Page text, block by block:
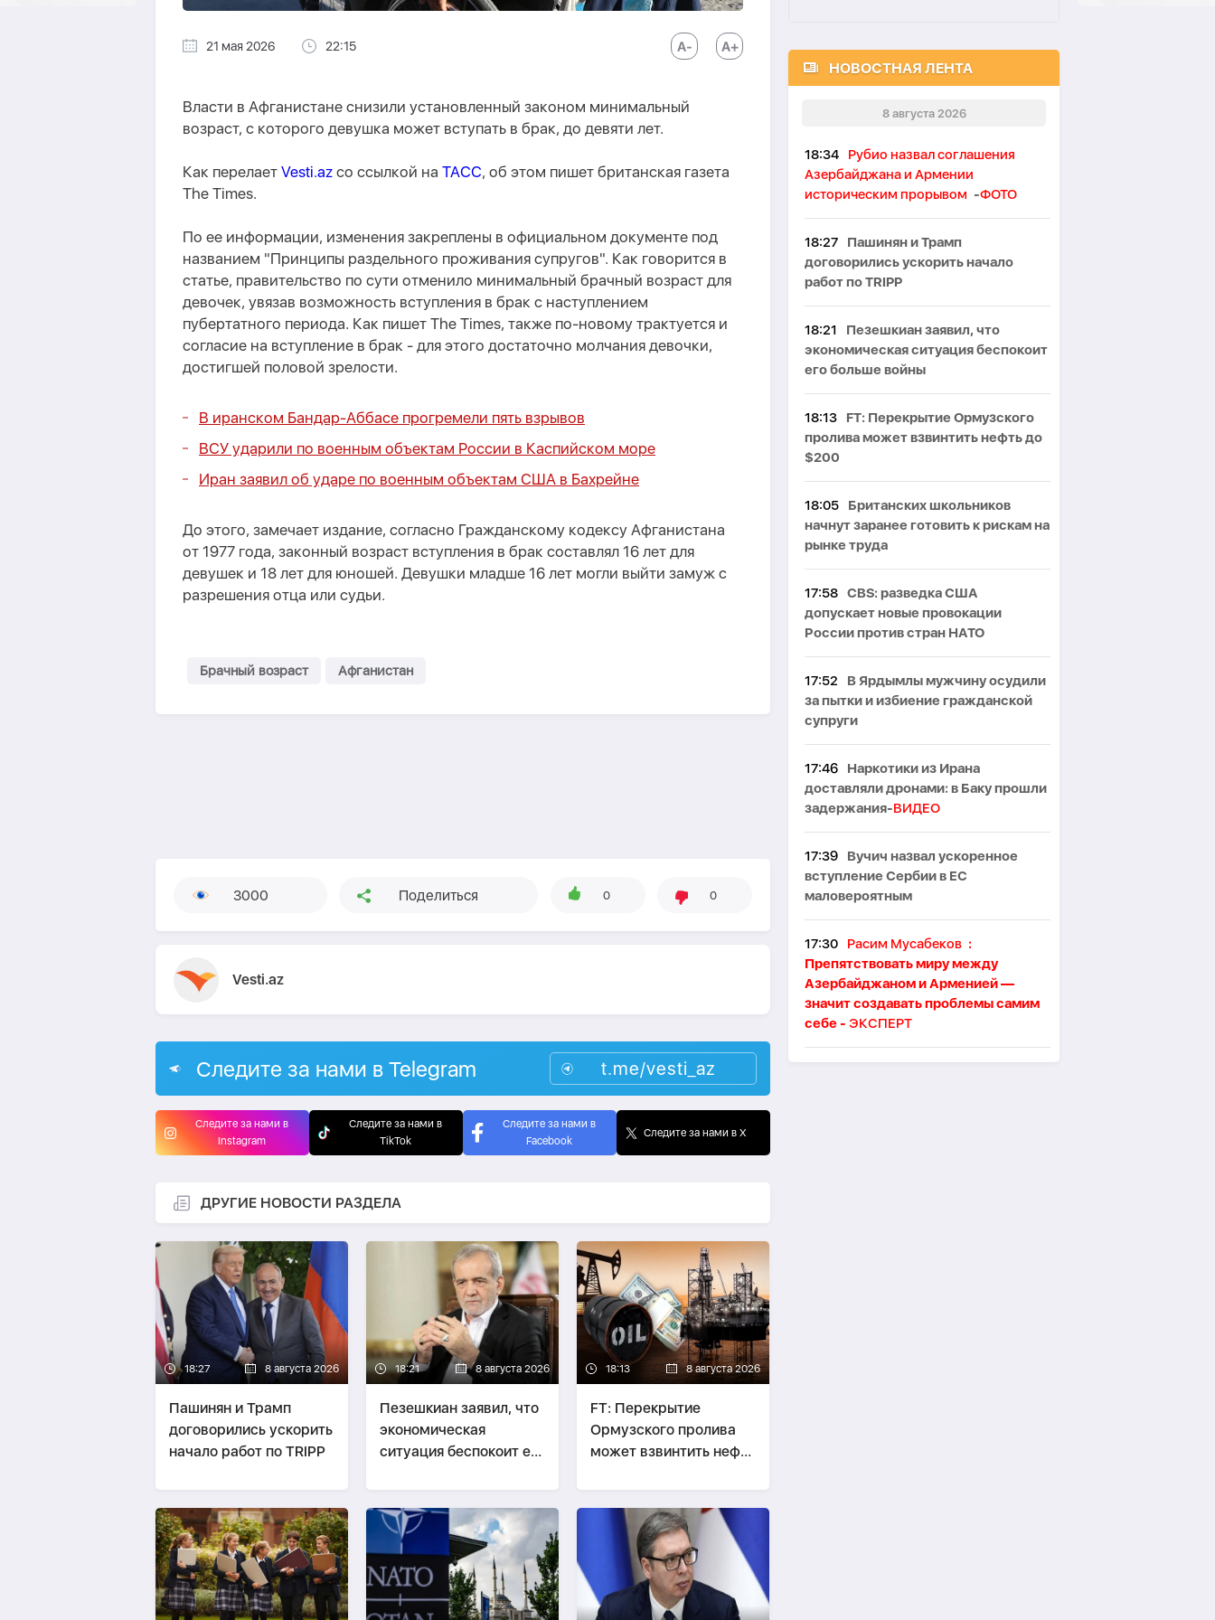
21 мая 2026 22:15
Власти в Афганистане снизили установленный законом минимальный
возраст, с которого девушка может вступать в брак, до девяти лет.
Как перелает Vesti.az со ссылкой на ТАСС, об этом пишет британская газета
The Times.
По ее информации, изменения закреплены в официальном документе под
названием "Принципы раздельного проживания супругов". Как говорится в
статье, правительство по сути отменило минимальный брачный возраст для
девочек, увязав возможность вступления в брак с наступлением
пубертатного периода. Как пишет The Times, также по-новому трактуется и
согласие на вступление в брак - для этого достаточно молчания девочки,
достигшей половой зрелости.
В иранском Бандар-Аббасе прогремели пять взрывов
ВСУ ударили по военным объектам России в Каспийском море
Иран заявил об ударе по военным объектам США в Бахрейне
До этого, замечает издание, согласно Гражданскому кодексу Афганистана
от 1977 года, законный возраст вступления в брак составлял 16 лет для
девушек и 18 лет для юношей. Девушки младше 16 лет могли выйти замуж с
разрешения отца или судьи.
Брачный возраст Афганистан
3000 Поделиться 0 0
Vesti.az
Следите за нами в Telegram t.me/vesti_az
Следите за нами в
Instagram
Следите за нами в
TikTok
Следите за нами в
Facebook
Следите за нами в X
ДРУГИЕ НОВОСТИ РАЗДЕЛА
18:27 8 августа 2026
Пашинян и Трамп
договорились ускорить
начало работ по TRIPP
18:21 8 августа 2026
Пезешкиан заявил, что
экономическая
ситуация беспокоит его
18:13 8 августа 2026
FT: Перекрытие
Ормузского пролива
может взвинтить нефть
НОВОСТНАЯ ЛЕНТА
8 августа 2026
18:34
Рубио назвал соглашения
Азербайджана и Армении
историческим прорывом -ФОТО
18:27
Пашинян и Трамп
договорились ускорить начало
работ по TRIPP
18:21
Пезешкиан заявил, что
экономическая ситуация беспокоит
его больше войны
18:13
FT: Перекрытие Ормузского
пролива может взвинтить нефть до
$200
18:05
Британских школьников
начнут заранее готовить к рискам на
рынке труда
17:58 CBS: разведка США
допускает новые провокации
России против стран НАТО
17:52
В Ярдымлы мужчину осудили
за пытки и избиение гражданской
супруги
17:46
Наркотики из Ирана
доставляли дронами: в Баку прошли
задержания-ВИДЕО
17:39
Вучич назвал ускоренное
вступление Сербии в ЕС
маловероятным
17:30 Расим Мусабеков :
Препятствовать миру между
Азербайджаном и Арменией —
значит создавать проблемы самим
себе - ЭКСПЕРТ